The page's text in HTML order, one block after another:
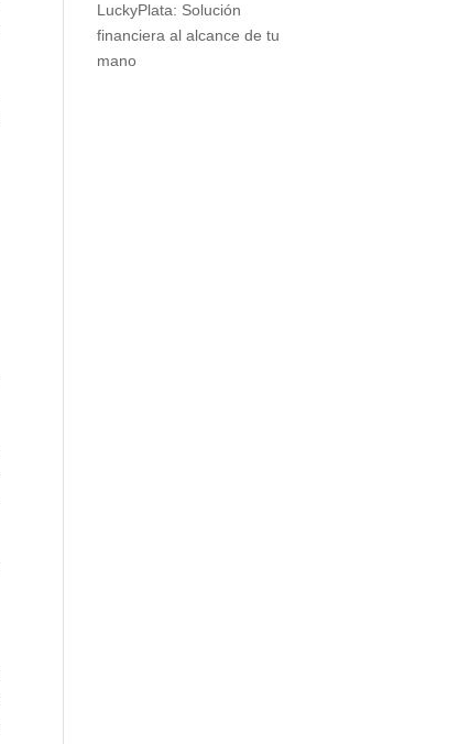
LuckyPlata: Solución
financiera al alcance de tu
mano